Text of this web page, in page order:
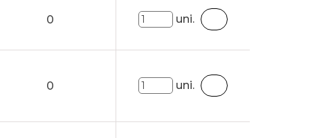
0 uni.
0 uni.